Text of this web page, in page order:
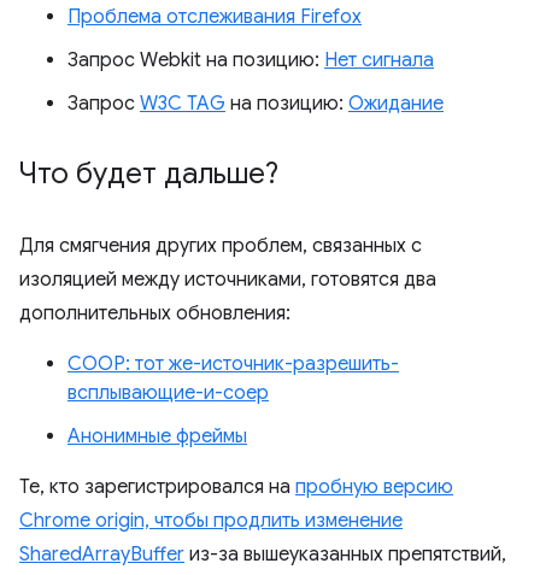
Проблема отслеживания Firefox
Запрос Webkit на позицию: Нет сигнала
Запрос W3C TAG на позицию: Ожидание
Что будет дальше?
Для смягчения других проблем, связанных с
изоляцией между источниками, готовятся два
дополнительных обновления:
COOP: тот же-источник-разрешить-
всплывающие-и-coep
Анонимные фреймы
Те, кто зарегистрировался на пробную версию
Chrome origin, чтобы продлить изменение
SharedArrayBuffer из-за вышеуказанных препятствий,